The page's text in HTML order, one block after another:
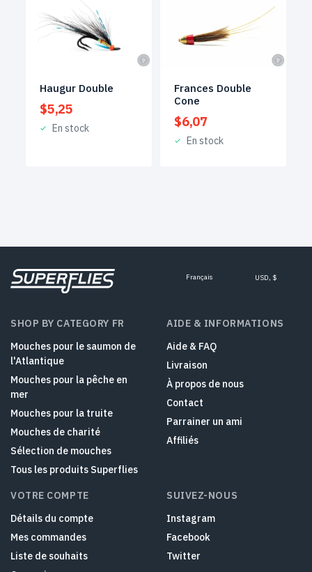
Haugur Double
$5,25
En stock
Frances Double
Cone
$6,07
En stock
Français USD, $
SHOP BY CATEGORY FR
Mouches pour le saumon de
l'Atlantique
Mouches pour la pêche en
mer
Mouches pour la truite
Mouches de charité
Sélection de mouches
Tous les produits Superflies
AIDE & INFORMATIONS
Aide & FAQ
Livraison
À propos de nous
Contact
Parrainer un ami
Affiliés
VOTRE COMPTE
Détails du compte
Mes commandes
Liste de souhaits
SUIVEZ-NOUS
Instagram
Facebook
Twitter